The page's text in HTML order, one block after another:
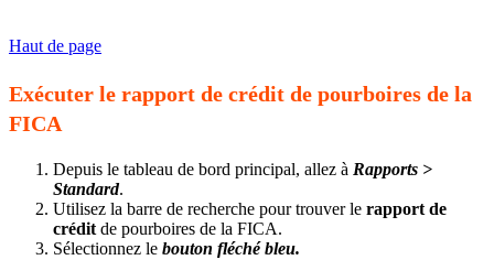
Haut de page
Exécuter le rapport de crédit de pourboires de la
FICA
Depuis le tableau de bord principal, allez à Rapports >
Standard.
Utilisez la barre de recherche pour trouver le rapport de
crédit de pourboires de la FICA.
Sélectionnez le bouton fléché bleu.